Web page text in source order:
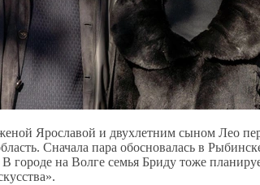
Ярославой и двухлетним сыном Лео
Сначала пара обосновалась в
городе на Волге семья Бриду тоже